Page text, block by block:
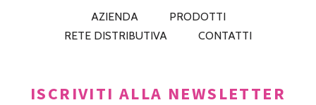
AZIENDA
PRODOTTI
RETE DISTRIBUTIVA
CONTATTI
ISCRIVITI ALLA NEWSLETTER